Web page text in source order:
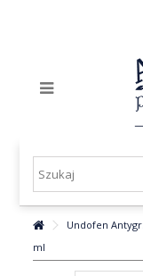
Undofen
ml